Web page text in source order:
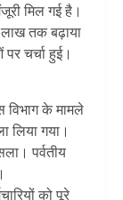
मिल गई है।
तक बढ़ाया
चर्चा हुई।
विभाग के मामले
लिया गया।
पर्वतीय
को पूरे